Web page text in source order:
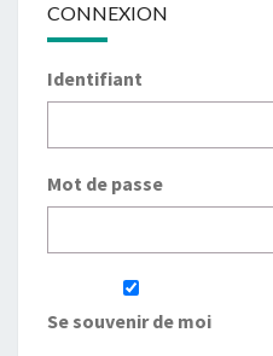
CONNEXION
Identifiant
Mot de passe
Se souvenir de moi